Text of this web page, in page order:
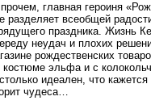
главная героиня
разделяет всеобщей
праздника. Жизнь
неудач и плохих
рождественских
эльфа и с
идеален, что
чудеса…